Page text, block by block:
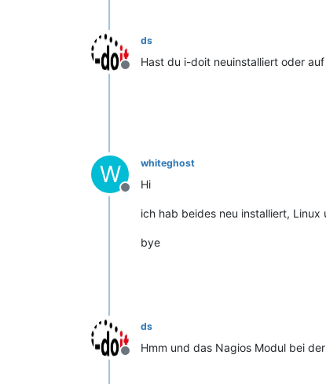
Offline
ds
Hast du i-doit neuinstalliert oder
W
Offline
whiteghost
Hi
ich hab beides neu installiert, Linux
bye
Offline
ds
Hmm und das Nagios Modul bei